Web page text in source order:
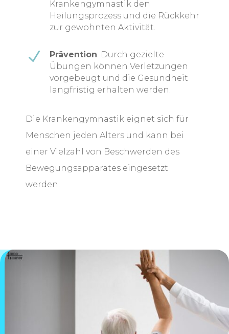
Krankengymnastik den
Heilungsprozess und die Rückkehr
zur gewohnten Aktivität.
N Prävention: Durch gezielte
Übungen können Verletzungen
vorgebeugt und die Gesundheit
langfristig erhalten werden.
Die Krankengymnastik eignet sich für
Menschen jeden Alters und kann bei
einer Vielzahl von Beschwerden des
Bewegungsapparates eingesetzt
werden.